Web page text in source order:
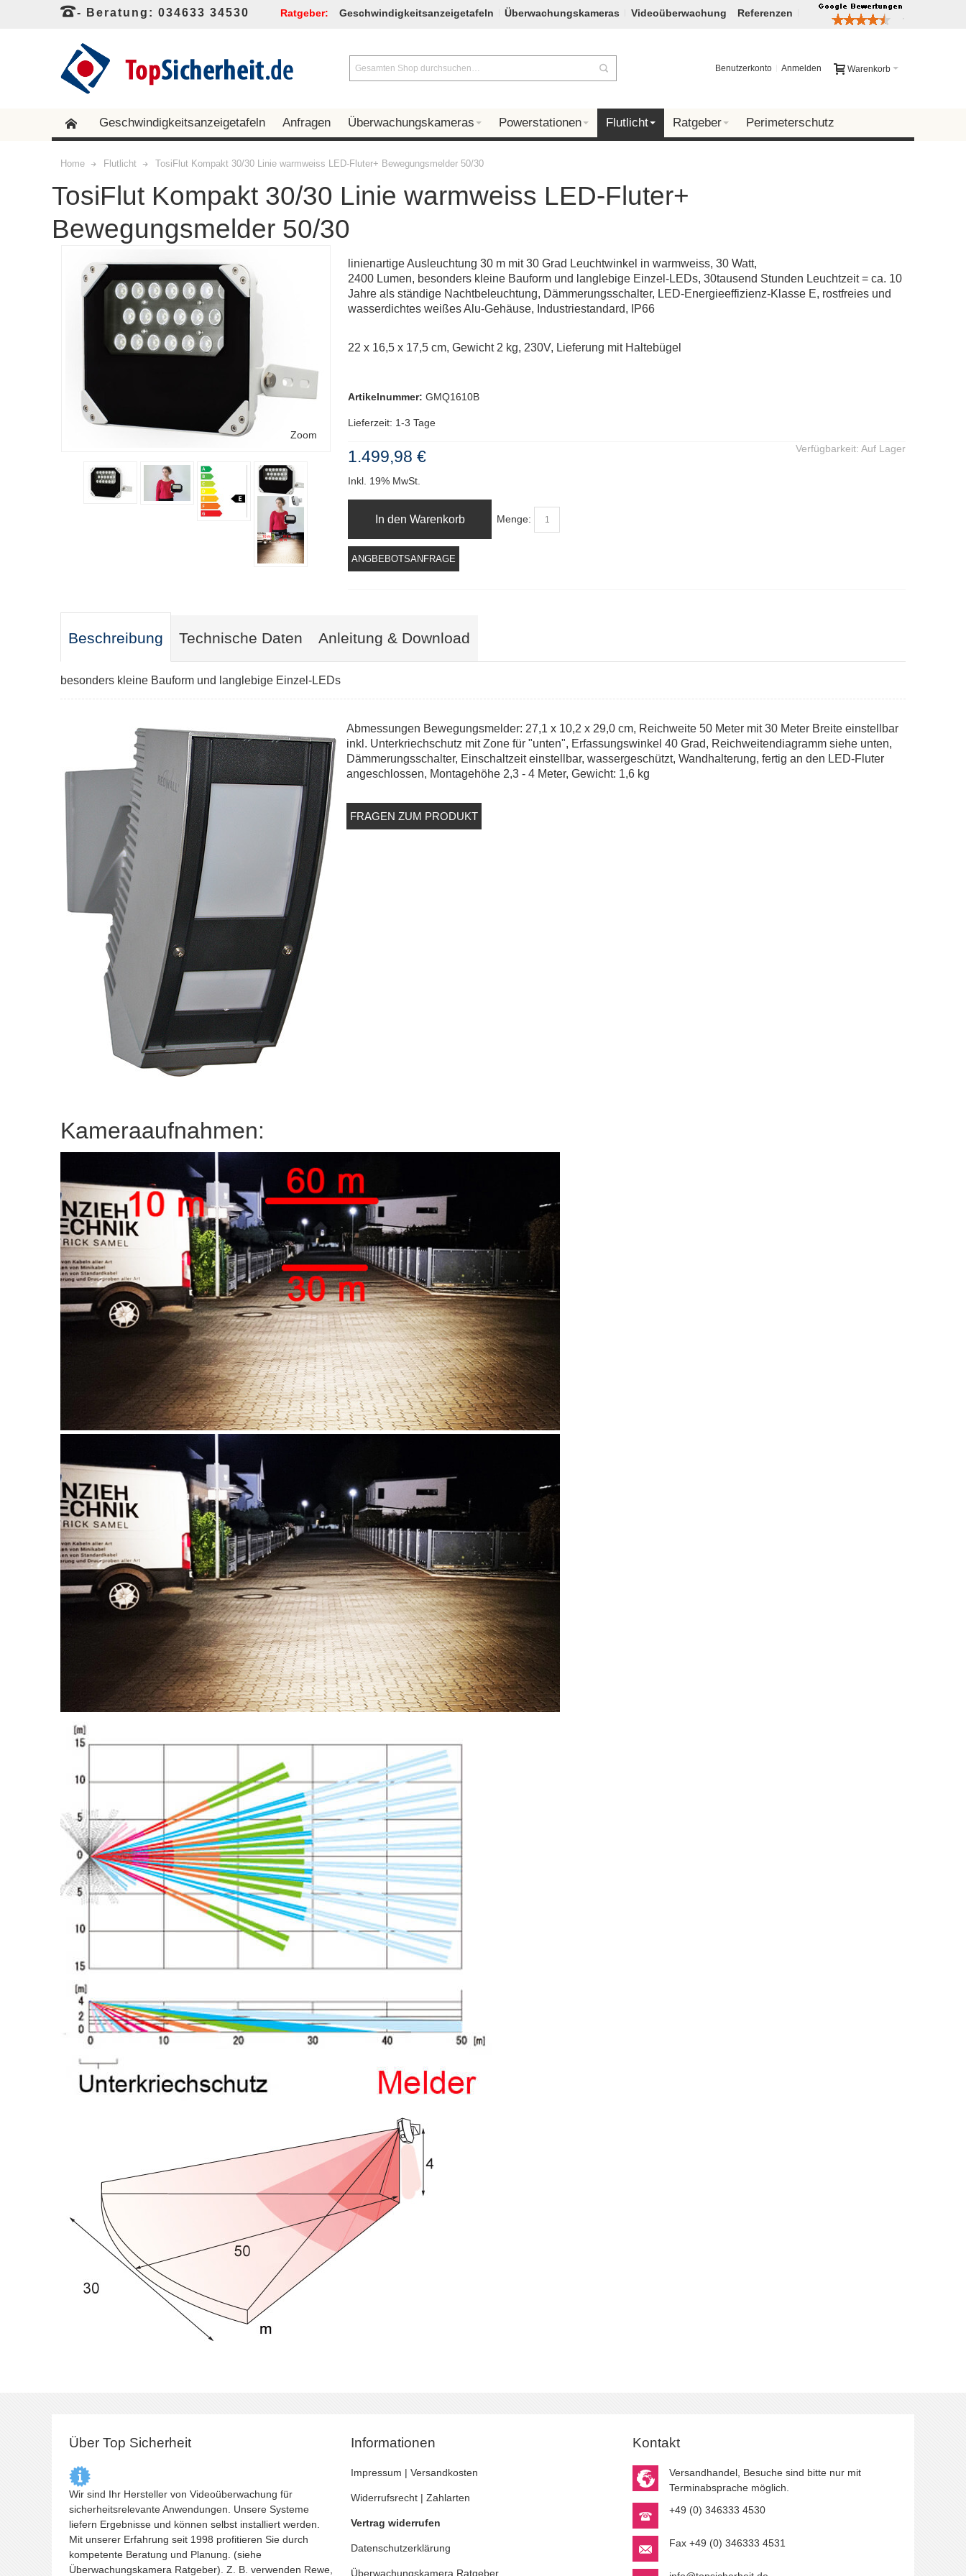
- Beratung: 034633 34530 Ratgeber: Geschwindigkeitsanzeigetafeln Überwachungskameras Videoüberwachung Referenzen
Warenkorb
Benutzerkonto Anmelden
Geschwindigkeitsanzeigetafeln Anfragen Überwachungskameras Powerstationen Flutlicht Ratgeber Perimeterschutz
Home Flutlicht TosiFlut Kompakt 30/30 Linie warmweiss LED-Fluter+ Bewegungsmelder 50/30
TosiFlut Kompakt 30/30 Linie warmweiss LED-Fluter+
Bewegungsmelder 50/30
Zoom
linienartige Ausleuchtung 30 m mit 30 Grad Leuchtwinkel in warmweiss, 30 Watt,
2400 Lumen, besonders kleine Bauform und langlebige Einzel-LEDs, 30tausend Stunden Leuchtzeit = ca. 10
Jahre als ständige Nachtbeleuchtung, Dämmerungsschalter, LED-Energieeffizienz-Klasse E, rostfreies und
wasserdichtes weißes Alu-Gehäuse, Industriestandard, IP66
‎22 x 16,5 x 17,5 cm, Gewicht 2 kg, 230V, Lieferung mit Haltebügel
Artikelnummer: GMQ1610B
Lieferzeit: 1-3 Tage
Verfügbarkeit: Auf Lager
1.499,98 €
Inkl. 19% MwSt.
Menge:
In den Warenkorb
ANGBEBOTSANFRAGE
Beschreibung Technische Daten Anleitung & Download
besonders kleine Bauform und langlebige Einzel-LEDs
Abmessungen Bewegungsmelder: 27,1 x 10,2 x 29,0 cm, Reichweite 50 Meter mit 30 Meter Breite einstellbar
inkl. Unterkriechschutz mit Zone für "unten", Erfassungswinkel 40 Grad, Reichweitendiagramm siehe unten,
Dämmerungsschalter, Einschaltzeit einstellbar, wassergeschützt, Wandhalterung, fertig an den LED-Fluter
angeschlossen, Montagehöhe 2,3 - 4 Meter, Gewicht: 1,6 kg
FRAGEN ZUM PRODUKT
Kameraaufnahmen:
Über Top Sicherheit
Wir sind Ihr Hersteller von Videoüberwachung für
sicherheitsrelevante Anwendungen. Unsere Systeme
liefern Ergebnisse und können selbst installiert werden.
Mit unserer Erfahrung seit 1998 profitieren Sie durch
kompetente Beratung und Planung. (siehe
Überwachungskamera Ratgeber). Z. B. verwenden Rewe,
Informationen
Impressum | Versandkosten
Widerrufsrecht| Zahlarten
Vertrag widerrufen
Datenschutzerklärung
Überwachungskamera Ratgeber
Kontakt
Versandhandel, Besuche sind bitte nur mit
Terminabsprache möglich.
+49 (0) 346333 4530
Fax +49 (0) 346333 4531